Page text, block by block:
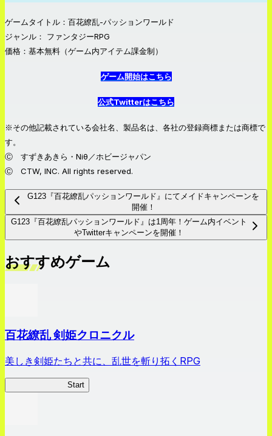
ゲームタイトル：百花繚乱-パッションワールド
ジャンル： ファンタジーRPG
価格：基本無料（ゲーム内アイテム課金制）
ゲーム開始はこちら
公式Twitterはこちら
※その他記載されている会社名、製品名は、各社の登録商標または商標で
す。
Ⓒ すずきあきら・Niθ／ホビージャパン
Ⓒ CTW, INC. All rights reserved.
G123『百花繚乱パッションワールド』にてメイドキャンペーンを
開催！
G123『百花繚乱パッションワールド』は1周年！ゲーム内イベント
やTwitterキャンペーンを開催！
おすすめゲーム
百花繚乱 剣姫クロニクル
美しき剣姫たちと共に、乱世を斬り拓くRPG
Start